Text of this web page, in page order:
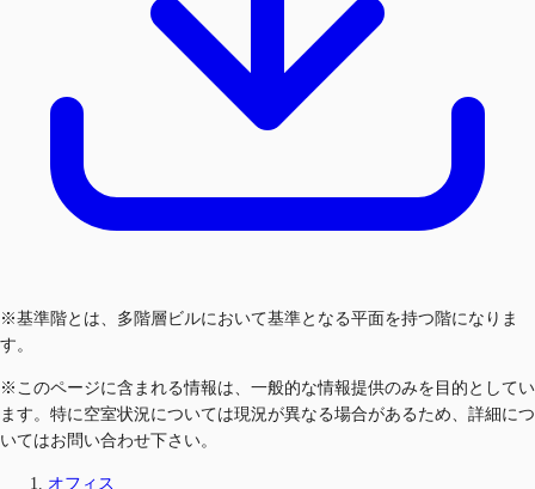
※基準階とは、多階層ビルにおいて基準となる平面を持つ階になりま
す。
※このページに含まれる情報は、一般的な情報提供のみを目的としてい
ます。特に空室状況については現況が異なる場合があるため、詳細につ
いてはお問い合わせ下さい。
オフィス